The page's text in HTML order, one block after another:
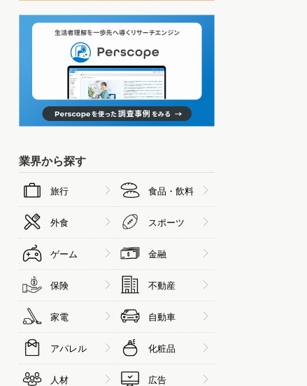
業界から探す
旅行 食品・飲料
外食 スポーツ
ゲーム 金融
保険 不動産
家電 自動車
アパレル 化粧品
人材 広告